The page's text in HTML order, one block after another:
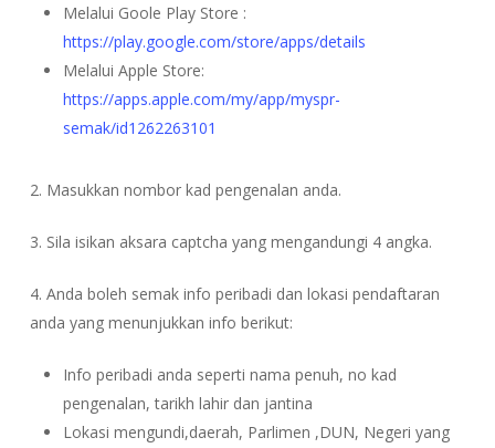
Melalui Goole Play Store :
https://play.google.com/store/apps/details
Melalui Apple Store:
https://apps.apple.com/my/app/myspr-
semak/id1262263101
2. Masukkan nombor kad pengenalan anda.
3. Sila isikan aksara captcha yang mengandungi 4 angka.
4. Anda boleh semak info peribadi dan lokasi pendaftaran
anda yang menunjukkan info berikut:
Info peribadi anda seperti nama penuh, no kad
pengenalan, tarikh lahir dan jantina
Lokasi mengundi,daerah, Parlimen ,DUN, Negeri yang